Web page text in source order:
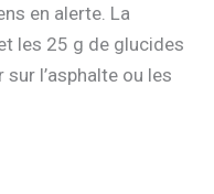
en alerte. La
les 25 g de glucides
l’asphalte ou les